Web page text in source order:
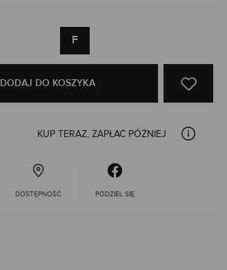
F
DODAJ DO KOSZYKA
KUP TERAZ, ZAPŁAĆ PÓŹNIEJ
DOSTĘPNOŚĆ PODZIEL SIĘ